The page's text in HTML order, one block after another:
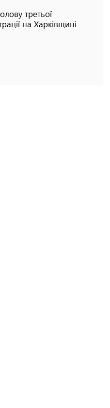
третьої
на Харківщині